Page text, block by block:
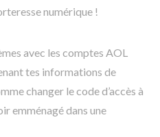
numérique !
avec les comptes AOL
tes informations de
changer le code d’accès à
emménagé dans une